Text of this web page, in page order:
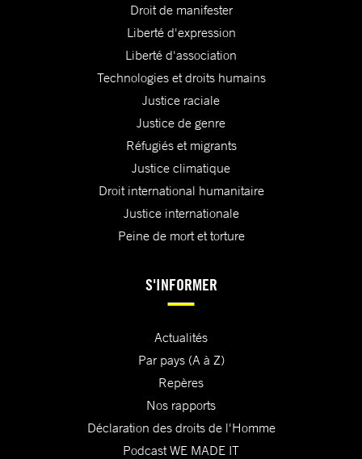
Droit de manifester
Liberté d'expression
Liberté d'association
Technologies et droits humains
Justice raciale
Justice de genre
Réfugiés et migrants
Justice climatique
Droit international humanitaire
Justice internationale
Peine de mort et torture
S'INFORMER
Actualités
Par pays (A à Z)
Repères
Nos rapports
Déclaration des droits de l'Homme
Podcast WE MADE IT